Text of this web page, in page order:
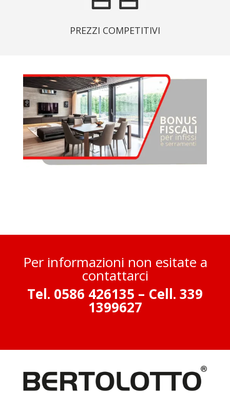
PREZZI COMPETITIVI
Per informazioni non esitate a
contattarci
Tel. 0586 426135 – Cell. 339
1399627